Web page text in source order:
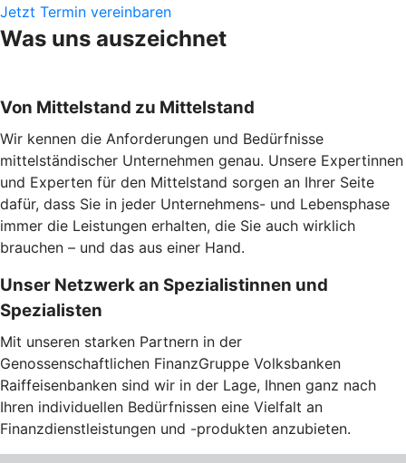
Jetzt Termin vereinbaren
Was uns auszeichnet
Von Mittelstand zu Mittelstand
Wir kennen die Anforderungen und Bedürfnisse
mittelständischer Unternehmen genau. Unsere Expertinnen
und Experten für den Mittelstand sorgen an Ihrer Seite
dafür, dass Sie in jeder Unternehmens- und Lebensphase
immer die Leistungen erhalten, die Sie auch wirklich
brauchen – und das aus einer Hand.
Unser Netzwerk an Spezialistinnen und
Spezialisten
Mit unseren starken Partnern in der
Genossenschaftlichen FinanzGruppe Volksbanken
Raiffeisenbanken sind wir in der Lage, Ihnen ganz nach
Ihren individuellen Bedürfnissen eine Vielfalt an
Finanzdienstleistungen und -produkten anzubieten.